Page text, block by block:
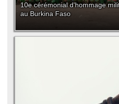
10e cérémonial d'hommage
au Burkina Faso